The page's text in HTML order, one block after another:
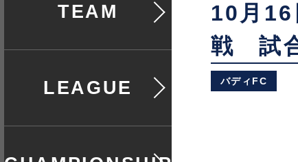
チームについて
リーグ戦
10月
戦 試
バディFC